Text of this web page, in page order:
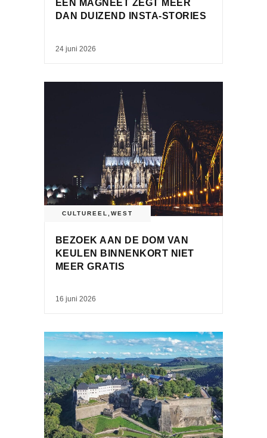
EÉN MAGNEET ZEGT MEER
DAN DUIZEND INSTA-STORIES
24 juni 2026
CULTUREEL WEST
BEZOEK AAN DE DOM VAN
KEULEN BINNENKORT NIET
MEER GRATIS
16 juni 2026